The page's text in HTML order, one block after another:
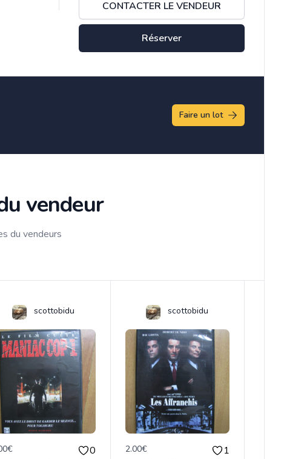
CONTACTER LE VENDEUR
Réserver
Faire un lot
vendeur
du vendeurs
scottobidu
0
scottobidu
2.00€ 1